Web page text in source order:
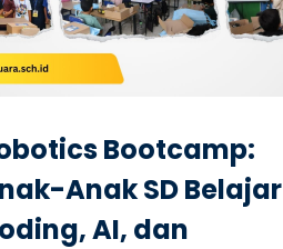
Bootcamp:
Anak SD Belajar
AI, dan